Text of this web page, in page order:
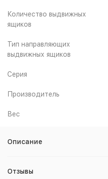
Количество выдвижных
ящиков
Тип направляющих
выдвижных ящиков
Серия
Производитель
Вес
Описание
Отзывы